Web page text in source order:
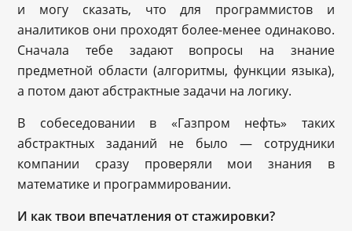
и могу сказать, что для программистов и
аналитиков они проходят более-менее одинаково.
Сначала тебе задают вопросы на знание
предметной области (алгоритмы, функции языка),
а потом дают абстрактные задачи на логику.
В собеседовании в «Газпром нефть» таких
абстрактных заданий не было — сотрудники
компании сразу проверяли мои знания в
математике и программировании.
И как твои впечатления от стажировки?